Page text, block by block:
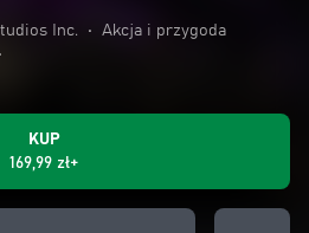
Inc. • Akcja i przygoda
KUP
169,99 zł+